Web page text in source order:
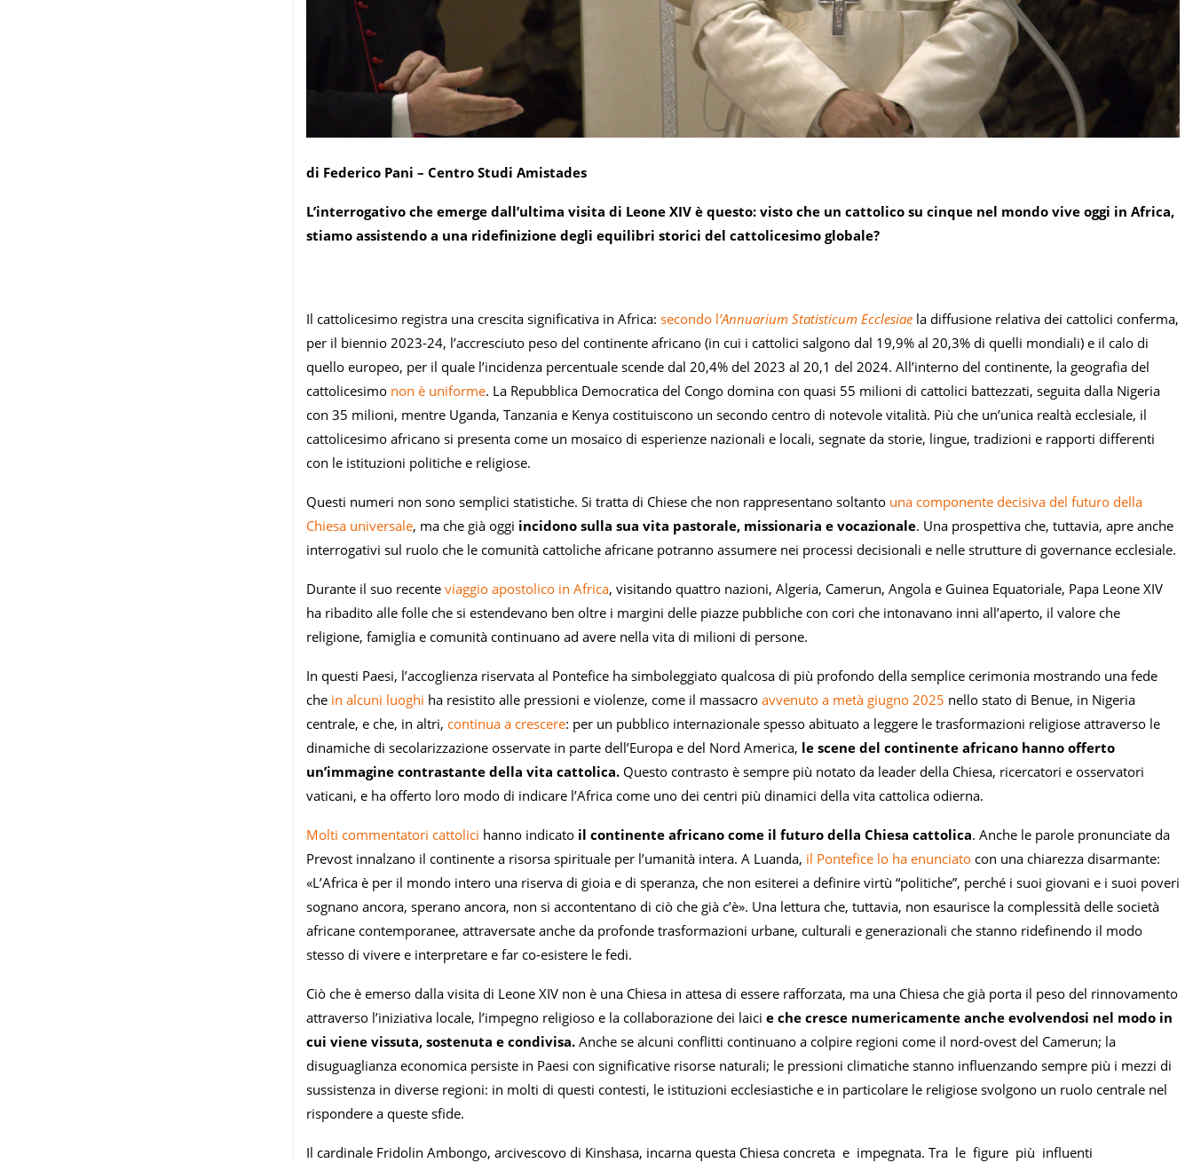
di Federico Pani – Centro Studi Amistades
L’interrogativo che emerge dall’ultima visita di Leone XIV è questo: visto che un cattolico su cinque nel mondo vive oggi in Africa,
stiamo assistendo a una ridefinizione degli equilibri storici del cattolicesimo globale?
Il cattolicesimo registra una crescita significativa in Africa: secondo l’Annuarium Statisticum Ecclesiae la diffusione relativa dei cattolici conferma,
per il biennio 2023-24, l’accresciuto peso del continente africano (in cui i cattolici salgono dal 19,9% al 20,3% di quelli mondiali) e il calo di
quello europeo, per il quale l’incidenza percentuale scende dal 20,4% del 2023 al 20,1 del 2024. All’interno del continente, la geografia del
cattolicesimo non è uniforme. La Repubblica Democratica del Congo domina con quasi 55 milioni di cattolici battezzati, seguita dalla Nigeria
con 35 milioni, mentre Uganda, Tanzania e Kenya costituiscono un secondo centro di notevole vitalità. Più che un’unica realtà ecclesiale, il
cattolicesimo africano si presenta come un mosaico di esperienze nazionali e locali, segnate da storie, lingue, tradizioni e rapporti differenti
con le istituzioni politiche e religiose.
Questi numeri non sono semplici statistiche. Si tratta di Chiese che non rappresentano soltanto una componente decisiva del futuro della
Chiesa universale, ma che già oggi incidono sulla sua vita pastorale, missionaria e vocazionale. Una prospettiva che, tuttavia, apre anche
interrogativi sul ruolo che le comunità cattoliche africane potranno assumere nei processi decisionali e nelle strutture di governance ecclesiale.
Durante il suo recente viaggio apostolico in Africa, visitando quattro nazioni, Algeria, Camerun, Angola e Guinea Equatoriale, Papa Leone XIV
ha ribadito alle folle che si estendevano ben oltre i margini delle piazze pubbliche con cori che intonavano inni all’aperto, il valore che
religione, famiglia e comunità continuano ad avere nella vita di milioni di persone.
In questi Paesi, l’accoglienza riservata al Pontefice ha simboleggiato qualcosa di più profondo della semplice cerimonia mostrando una fede
che in alcuni luoghi ha resistito alle pressioni e violenze, come il massacro avvenuto a metà giugno 2025 nello stato di Benue, in Nigeria
centrale, e che, in altri, continua a crescere: per un pubblico internazionale spesso abituato a leggere le trasformazioni religiose attraverso le
dinamiche di secolarizzazione osservate in parte dell’Europa e del Nord America, le scene del continente africano hanno offerto
un’immagine contrastante della vita cattolica. Questo contrasto è sempre più notato da leader della Chiesa, ricercatori e osservatori
vaticani, e ha offerto loro modo di indicare l’Africa come uno dei centri più dinamici della vita cattolica odierna.
Molti commentatori cattolici hanno indicato il continente africano come il futuro della Chiesa cattolica. Anche le parole pronunciate da
Prevost innalzano il continente a risorsa spirituale per l’umanità intera. A Luanda, il Pontefice lo ha enunciato con una chiarezza disarmante:
«L’Africa è per il mondo intero una riserva di gioia e di speranza, che non esiterei a definire virtù “politiche”, perché i suoi giovani e i suoi poveri
sognano ancora, sperano ancora, non si accontentano di ciò che già c’è». Una lettura che, tuttavia, non esaurisce la complessità delle società
africane contemporanee, attraversate anche da profonde trasformazioni urbane, culturali e generazionali che stanno ridefinendo il modo
stesso di vivere e interpretare e far co-esistere le fedi.
Ciò che è emerso dalla visita di Leone XIV non è una Chiesa in attesa di essere rafforzata, ma una Chiesa che già porta il peso del rinnovamento
attraverso l’iniziativa locale, l’impegno religioso e la collaborazione dei laici e che cresce numericamente anche evolvendosi nel modo in
cui viene vissuta, sostenuta e condivisa. Anche se alcuni conflitti continuano a colpire regioni come il nord-ovest del Camerun; la
disuguaglianza economica persiste in Paesi con significative risorse naturali; le pressioni climatiche stanno influenzando sempre più i mezzi di
sussistenza in diverse regioni: in molti di questi contesti, le istituzioni ecclesiastiche e in particolare le religiose svolgono un ruolo centrale nel
rispondere a queste sfide.
Il cardinale Fridolin Ambongo, arcivescovo di Kinshasa, incarna questa Chiesa concreta e impegnata. Tra le figure più influenti